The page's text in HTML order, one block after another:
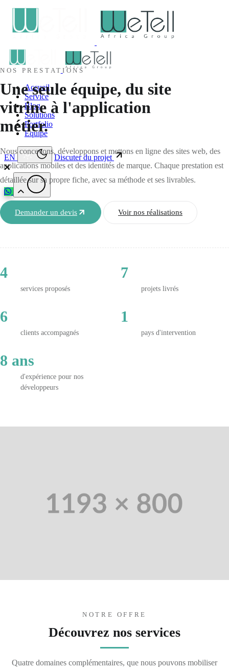
Accueil
Service
Blog
Solutions
Portfolio
Equipe
EN Discuter du projet
NOS PRESTATIONS
Une seule équipe, du site
vitrine à l'application
métier.
Nous concevons, développons et mettons en ligne des sites web, des
applications mobiles et des identités de marque. Chaque prestation est
détaillée sur sa propre fiche, avec sa méthode et ses livrables.
Demander un devis Voir nos réalisations
4
services proposés
7
projets livrés
6
clients accompagnés
1
pays d'intervention
8 ans
d'expérience pour nos
développeurs
NOTRE OFFRE
Découvrez nos services
Quatre domaines complémentaires, que nous pouvons mobiliser